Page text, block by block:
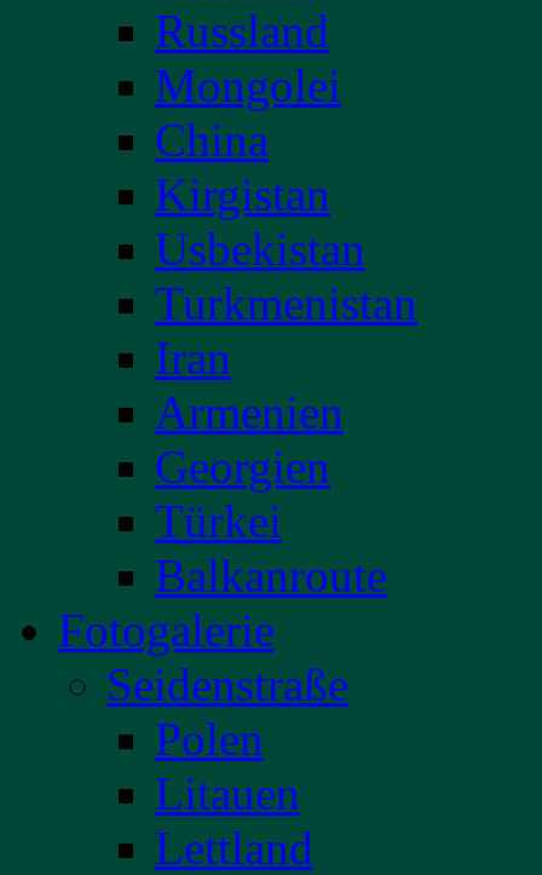
Russland
Mongolei
China
Kirgistan
Usbekistan
Turkmenistan
Iran
Armenien
Georgien
Türkei
Balkanroute
Fotogalerie
Seidenstraße
Polen
Litauen
Lettland